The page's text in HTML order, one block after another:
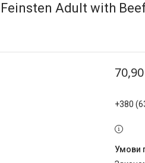
Adult with Beef
+380